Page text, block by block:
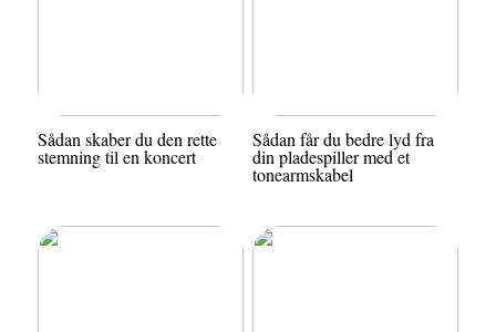
Sådan skaber du den rette
stemning til en koncert
Sådan får du bedre lyd fra
din pladespiller med et
tonearmskabel